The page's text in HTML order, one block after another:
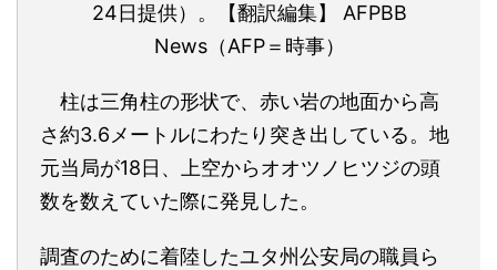
24日提供）。【翻訳編集】 AFPBB
News（AFP＝時事）
柱は三角柱の形状で、赤い岩の地面から高
さ約3.6メートルにわたり突き出している。地
元当局が18日、上空からオオツノヒツジの頭
数を数えていた際に発見した。
調査のために着陸したユタ州公安局の職員ら